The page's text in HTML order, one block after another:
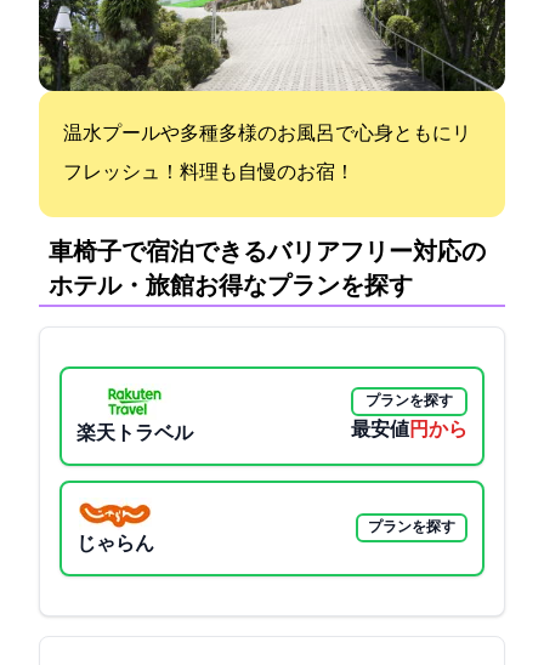
温水プールや多種多様のお風呂で心身ともにリ
フレッシュ！料理も自慢のお宿！
車椅子で宿泊できるバリアフリー対応の
ホテル・旅館:お得なプランを探す
楽天トラベル
プランを探す
最安値7300円から
じゃらん
プランを探す